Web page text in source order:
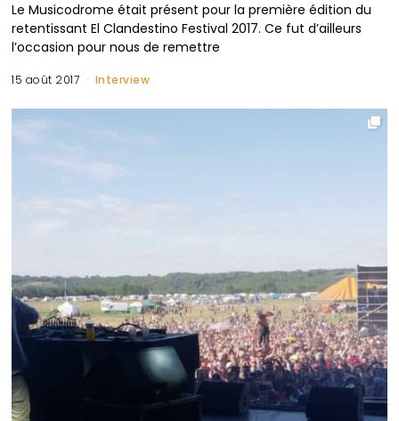
Le Musicodrome était présent pour la première édition du
retentissant El Clandestino Festival 2017. Ce fut d’ailleurs
l’occasion pour nous de remettre
15 août 2017 Interview